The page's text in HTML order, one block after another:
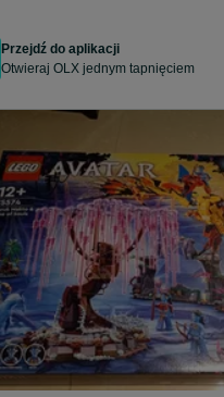
Przejdź do aplikacji
Otwieraj OLX jednym tapnięciem